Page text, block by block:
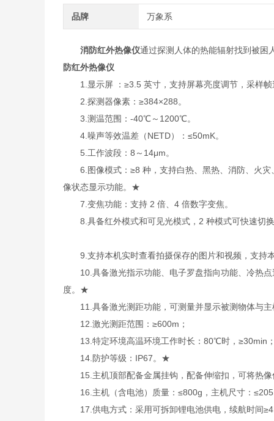
品牌 万象系
消防红外热像仪通过探测人体的热能辐射找到被困
防红外热像仪
1.显示屏 ：≥3.5 英寸，支持屏幕亮度调节，采样
2.探测器像素：≥384×288。
3.测温范围：-40℃～1200℃。
4.噪声等效温差（NETD）：≤50mK。
5.工作波段：8～14μm。
6.图像模式：≥8 种，支持白热、黑热、消防、火灾
像状态显示功能。★
7.变焦功能：支持 2 倍、4 倍数字变焦。
8.具备红外模式和可见光模式，2 种模式可快速切
9.支持本机实时查看拍摄保存的图片和视频，支持
10.具备激光指示功能、电子罗盘指向功能、冷热点
度。★
11.具备激光测距功能，可测量并显示被测物体与
12.激光测距范围：≥600m；
13.特定环境高温环境工作时长：80℃时，≥30min
14.防护等级：IP67。★
15.主机顶部配备金属挂钩，配备伸缩扣，可将热像
16.主机（含电池）质量：≤800g，主机尺寸：
17.供电方式：采用可拆卸锂电池供电，续航时间